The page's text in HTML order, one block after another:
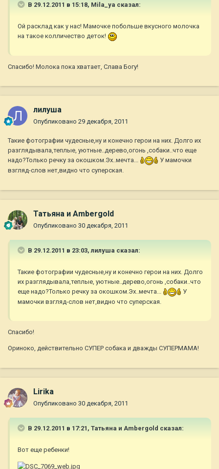
В 29.12.2011 в 15:18, Mila_ya сказал:
Ой расклад как у нас! Мамочке побольше вкусного молочка
на такое колличество деток!
Спасибо! Молока пока хватает, Слава Богу!
лилуша
Опубликовано 29 декабря, 2011
Такие фотографии чудесные,ну и конечно герои на них. Долго их
разглядывала,теплые, уютные..дерево,огонь ,собаки..что еще
надо?Только речку за окошком.Эх..мечта...
У мамочки
взгляд-слов нет,видно что суперская.
Татьяна и Ambergold
Опубликовано 30 декабря, 2011
В 29.12.2011 в 23:03, лилуша сказал:
Такие фотографии чудесные,ну и конечно герои на них. Долго
их разглядывала,теплые, уютные..дерево,огонь ,собаки..что
еще надо?Только речку за окошком.Эх..мечта...
У
мамочки взгляд-слов нет,видно что суперская.
Спасибо!
Ориноко, действительно СУПЕР собака и дважды СУПЕРМАМА!
Lirika
Опубликовано 30 декабря, 2011
В 29.12.2011 в 17:21, Татьяна и Ambergold сказал:
Вот еще ребенки!